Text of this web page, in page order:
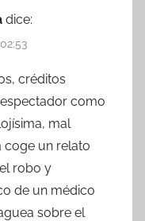
dice:
créditos
como
mal
coge un relato
robo y
de un médico
sobre el